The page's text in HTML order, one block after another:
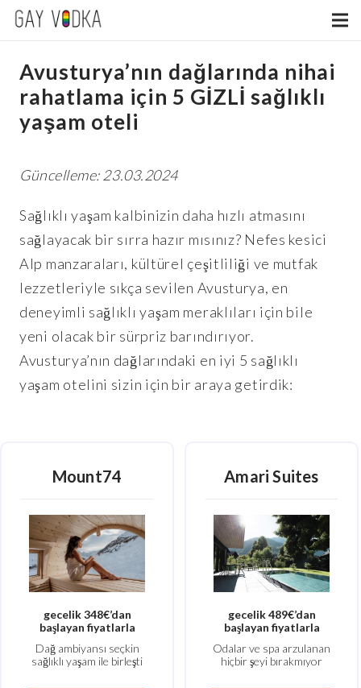
Avusturya’nın dağlarında nihai
rahatlama için 5 GİZLİ sağlıklı
yaşam oteli
Güncelleme: 23.03.2024
Sağlıklı yaşam kalbinizin daha hızlı atmasını
sağlayacak bir sırra hazır mısınız? Nefes kesici
Alp manzaraları, kültürel çeşitliliği ve mutfak
lezzetleriyle sıkça sevilen Avusturya, en
deneyimli sağlıklı yaşam meraklıları için bile
yeni olacak bir sürpriz barındırıyor.
Avusturya’nın dağlarındaki en iyi 5 sağlıklı
yaşam otelini sizin için bir araya getirdik:
Mount74
gecelik 348€’dan
başlayan fiyatlarla
Dağ ambiyansı seçkin
sağlıklı yaşam ile birleşti
Amari Suites
gecelik 489€’dan
başlayan fiyatlarla
Odalar ve spa arzulanan
hiçbir şeyi bırakmıyor